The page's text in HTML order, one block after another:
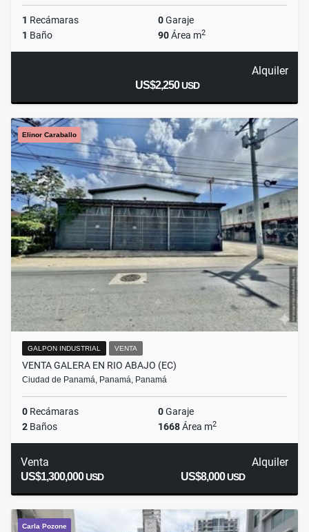
1 Recámaras 0Garaje
1 Baño 90Área m2
Alquiler
US$2,250USD
Elinor Caraballo
GALPON INDUSTRIAL VENTA
VENTA GALERA EN RIO ABAJO (EC)
Ciudad de Panamá, Panamá, Panamá
0 Recámaras 0Garaje
2 Baños 1668Área m2
Venta
US$1,300,000USD
Alquiler
US$8,000USD
Carla Pozone